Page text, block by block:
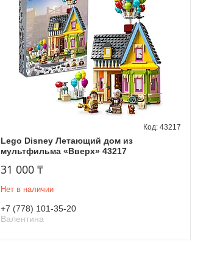
Lego Disney Летающий дом из
мультфильма «Вверх» 43217
43217
31 000 ₸
Нет в наличии
+7 (778) 101-35-20
Валентина